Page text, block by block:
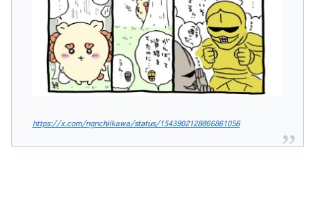
https://x.com/ngnchiikawa/status/1543902128866861056